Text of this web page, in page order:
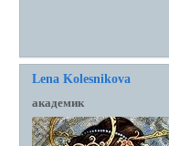
Lena Kolesnikova
академик